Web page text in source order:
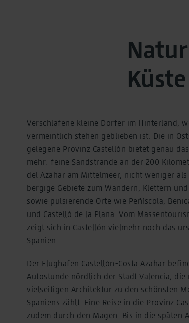
Verschlafene kleine Dörfer im Hinterland,
vermeintlich stehen geblieben ist. Die in
gelegene Provinz Castellón bietet genau
mehr: feine Sandstrände an der 200
del Azahar am Mittelmeer, nicht weniger als
bergige Gebiete zum Wandern, Klettern
sowie pulsierende Orte wie Peñíscola,
und Castelló de la Plana. Vom
zeigt sich in Castellón vielmehr noch das
Spanien.
Der Flughafen Castellón-Costa Azahar
Autostunde nördlich der Stadt Valencia,
vielseitigen Architektur zu den schönsten
Spaniens zählt. Eine Reise in die Provinz
zudem durch den Magen. Bis in die späten